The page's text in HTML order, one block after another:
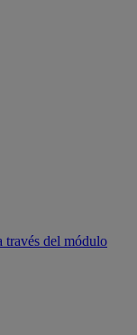
través del módulo